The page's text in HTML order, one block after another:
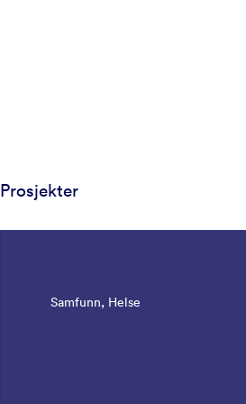
Prosjekter
Samfunn, Helse